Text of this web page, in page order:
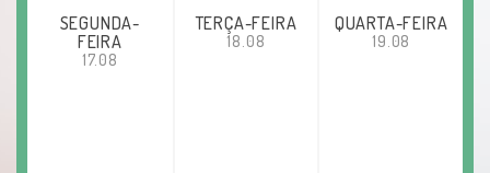
SEGUNDA-
FEIRA
17.08
TERÇA-FEIRA
18.08
QUARTA-FEIRA
19.08